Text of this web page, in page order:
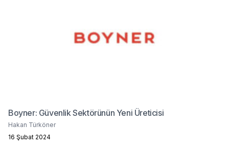
Boyner: Güvenlik Sektörünün Yeni Üreticisi
Hakan Türköner
16 Şubat 2024